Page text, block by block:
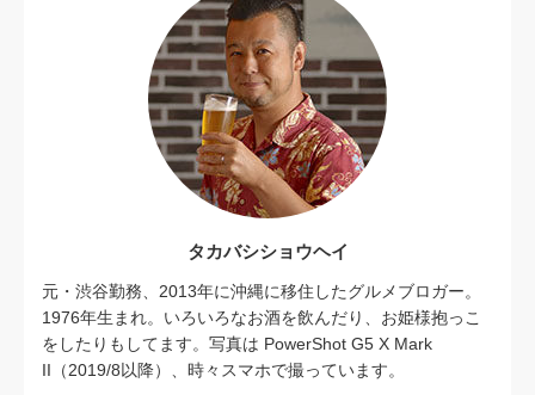
タカバシショウヘイ
元・渋谷勤務、2013年に沖縄に移住したグルメブロガー。
1976年生まれ。いろいろなお酒を飲んだり、お姫様抱っこ
をしたりもしてます。写真は PowerShot G5 X Mark
II（2019/8以降）、時々スマホで撮っています。